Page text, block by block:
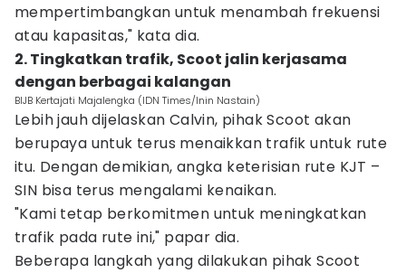
mempertimbangkan untuk menambah frekuensi
atau kapasitas," kata dia.
2. Tingkatkan trafik, Scoot jalin kerjasama
dengan berbagai kalangan
BIJB Kertajati Majalengka (IDN Times/Inin Nastain)
Lebih jauh dijelaskan Calvin, pihak Scoot akan
berupaya untuk terus menaikkan trafik untuk rute
itu. Dengan demikian, angka keterisian rute KJT –
SIN bisa terus mengalami kenaikan.
"Kami tetap berkomitmen untuk meningkatkan
trafik pada rute ini," papar dia.
Beberapa langkah yang dilakukan pihak Scoot